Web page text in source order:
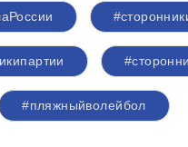
#пляжныйволейбол